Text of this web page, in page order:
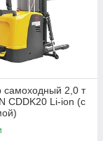
самоходный 2,0 т
CDDK20 Li-ion (с